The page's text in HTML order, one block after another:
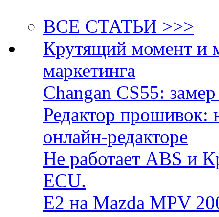
ВСЕ СТАТЬИ >>>
Крутящий момент и
маркетинга
Changan CS55:
Редактор прошивок:
онлайн-редакторе
Не работает ABS и
ECU.
E2 на Mazda MPV